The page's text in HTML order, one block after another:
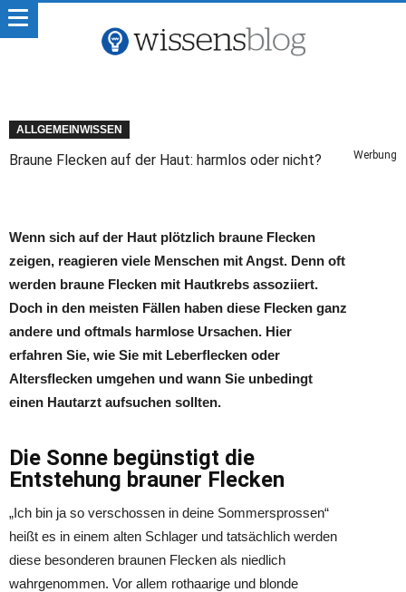
ALLGEMEINWISSEN
Braune Flecken auf der Haut: harmlos oder nicht? Werbung
Wenn sich auf der Haut plötzlich braune Flecken
zeigen, reagieren viele Menschen mit Angst. Denn oft
werden braune Flecken mit Hautkrebs assoziiert.
Doch in den meisten Fällen haben diese Flecken ganz
andere und oftmals harmlose Ursachen. Hier
erfahren Sie, wie Sie mit Leberflecken oder
Altersflecken umgehen und wann Sie unbedingt
einen Hautarzt aufsuchen sollten.
Die Sonne begünstigt die
Entstehung brauner Flecken
„Ich bin ja so verschossen in deine Sommersprossen“
heißt es in einem alten Schlager und tatsächlich werden
diese besonderen braunen Flecken als niedlich
wahrgenommen. Vor allem rothaarige und blonde